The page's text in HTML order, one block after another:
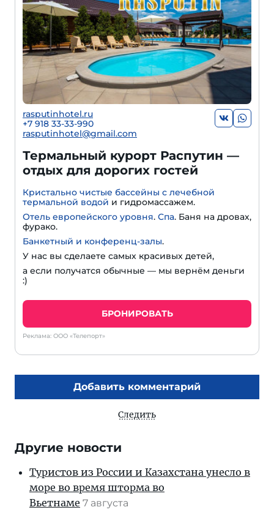
rasputinhotel.ru
+7 918 33-33-990
rasputinhotel@gmail.com
Термальный курорт Распутин —
отдых для дорогих гостей
Кристально чистые бассейны с лечебной
термальной водой и гидромассажем.
Отель европейского уровня. Спа. Баня на дровах,
фурако.
Банкетный и конференц-залы.
У нас вы сделаете самых красивых детей,
а если получатся обычные — мы вернём деньги
:)
БРОНИРОВАТЬ
Реклама: ООО «Телепорт»
Добавить комментарий
Следить
Другие новости
Туристов из России и Казахстана унесло в
море во время шторма во
Вьетнаме 7 августа